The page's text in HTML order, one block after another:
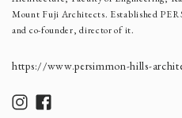
Mount Fuji Architects. Established
and co-founder, director of it.
https://www.persimmon-hills-